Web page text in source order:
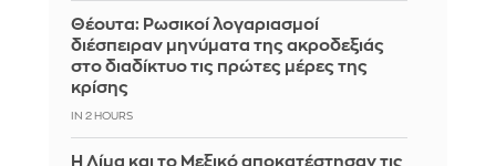
Θέουτα: Ρωσικοί λογαριασμοί
διέσπειραν μηνύματα της ακροδεξιάς
στο διαδίκτυο τις πρώτες μέρες της
κρίσης
IN 2 HOURS
Η Λίμα και το Μεξικό αποκατέστησαν τις